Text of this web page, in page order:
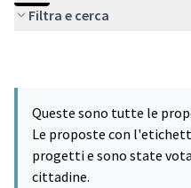
Filtra e cerca
Queste sono tutte le
Le proposte con
progetti e sono state
cittadine.